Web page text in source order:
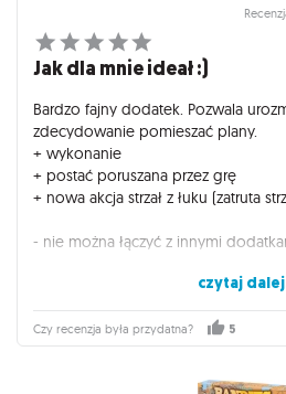
Jak dla mnie ideał :)
Bardzo fajny dodatek. Pozwala
zdecydowanie pomieszać plany.
+ wykonanie
+ postać poruszana przez grę
+ nowa akcja strzał z łuku (zatruta
- nie można łączyć z innymi
Dodatek polecam wszystkim, którzy
powiewu świeżości grze. Mając
Bandit nie ograniczmy graczom
Zdecydowanie polecam.
czytaj
Czy recenzja była przydatna? 5